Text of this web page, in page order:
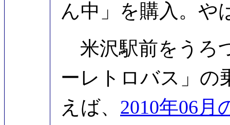
ん中」を購入。や
米沢駅前をうろ
ーレトロバス」の
えば、 2010年06月